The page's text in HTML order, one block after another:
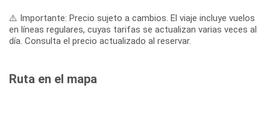
⚠️ Importante: Precio sujeto a cambios. El viaje incluye vuelos
en líneas regulares, cuyas tarifas se actualizan varias veces al
día. Consulta el precio actualizado al reservar.
Ruta en el mapa